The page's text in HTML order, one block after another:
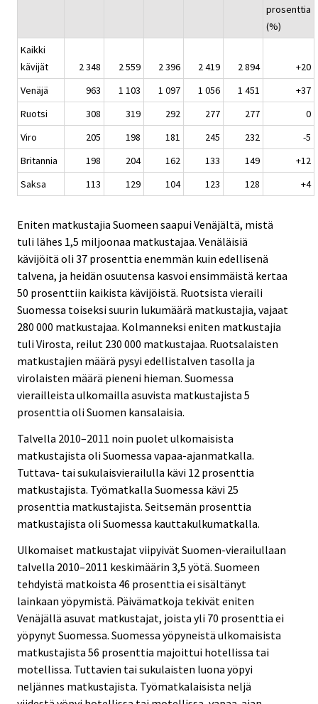
prosenttia
(%)
Kaikki
kävijät
2 348 2 559 2 396 2 419 2 894
+20
Venäjä
963 1 103 1 097 1 056 1 451
+37
Ruotsi
308 319 292 277 277
0
Viro
205 198 181 245 232
-5
Britannia
198 204 162 133 149
+12
Saksa
113 129 104 123 128 +4
Eniten matkustajia Suomeen saapui Venäjältä, mistä
tuli lähes 1,5 miljoonaa matkustajaa. Venäläisiä
kävijöitä oli 37 prosenttia enemmän kuin edellisenä
talvena, ja heidän osuutensa kasvoi ensimmäistä kertaa
50 prosenttiin kaikista kävijöistä. Ruotsista vieraili
Suomessa toiseksi suurin lukumäärä matkustajia, vajaat
280 000 matkustajaa. Kolmanneksi eniten matkustajia
tuli Virosta, reilut 230 000 matkustajaa. Ruotsalaisten
matkustajien määrä pysyi edellistalven tasolla ja
virolaisten määrä pieneni hieman. Suomessa
vierailleista ulkomailla asuvista matkustajista 5
prosenttia oli Suomen kansalaisia.
Talvella 2010–2011 noin puolet ulkomaisista
matkustajista oli Suomessa vapaa-ajanmatkalla.
Tuttava- tai sukulaisvierailulla kävi 12 prosenttia
matkustajista. Työmatkalla Suomessa kävi 25
prosenttia matkustajista. Seitsemän prosenttia
matkustajista oli Suomessa kauttakulkumatkalla.
Ulkomaiset matkustajat viipyivät Suomen-vierailullaan
talvella 2010–2011 keskimäärin 3,5 yötä. Suomeen
tehdyistä matkoista 46 prosenttia ei sisältänyt
lainkaan yöpymistä. Päivämatkoja tekivät eniten
Venäjällä asuvat matkustajat, joista yli 70 prosenttia ei
yöpynyt Suomessa. Suomessa yöpyneistä ulkomaisista
matkustajista 56 prosenttia majoittui hotellissa tai
motellissa. Tuttavien tai sukulaisten luona yöpyi
neljännes matkustajista. Työmatkalaisista neljä